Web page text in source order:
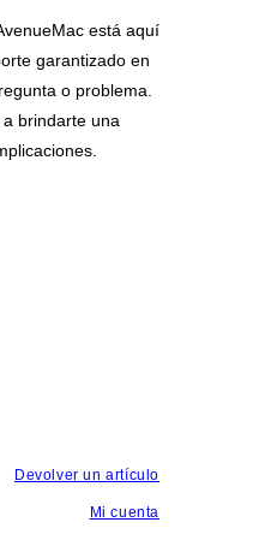
está aquí
garantizado en
o problema.
brindarte una
Devolver un artículo
Mi cuenta